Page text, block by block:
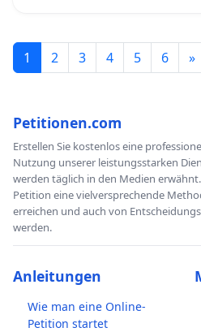
1 2 3 4 5 6 »
Petitionen.com
Erstellen Sie kostenlos eine
Nutzung unserer leistungsstarken
werden täglich in den Medien
Petition eine vielversprechende
erreichen und auch von
werden.
Anleitungen
Wie man eine Online-
Petition startet